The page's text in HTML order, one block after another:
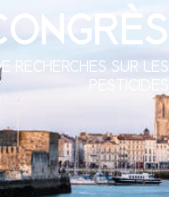
RECHERCHES SUR LES
PESTICIDES